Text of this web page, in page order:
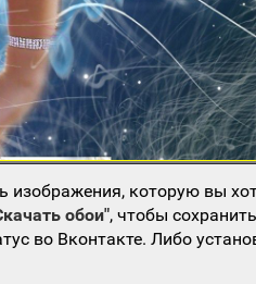
которую вы
обои", чтобы
во Вконтакте. Либо